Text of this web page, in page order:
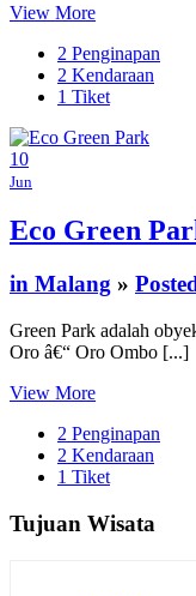
View More
2 Penginapan
2 Kendaraan
1 Tiket
10
Jun
Eco Green
in Malang »
Green Park adalah
Oro â€“ Oro Ombo [...]
View More
2 Penginapan
2 Kendaraan
1 Tiket
Tujuan Wisata